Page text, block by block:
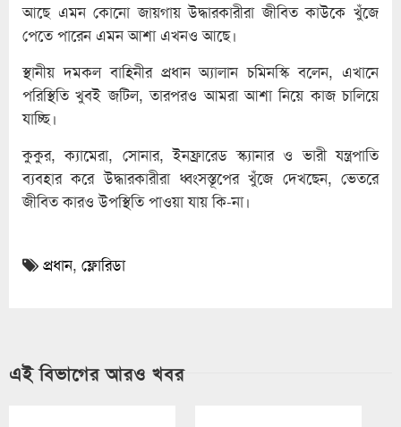
আছে এমন কোনো জায়গায় উদ্ধারকারীরা জীবিত কাউকে খুঁজে
পেতে পারেন এমন আশা এখনও আছে।
স্থানীয় দমকল বাহিনীর প্রধান অ্যালান চমিনস্কি বলেন, এখানে
পরিস্থিতি খুবই জটিল, তারপরও আমরা আশা নিয়ে কাজ চালিয়ে
যাচ্ছি।
কুকুর, ক্যামেরা, সোনার, ইনফ্রারেড স্ক্যানার ও ভারী যন্ত্রপাতি
ব্যবহার করে উদ্ধারকারীরা ধ্বংসস্তূপের খুঁজে দেখছেন, ভেতরে
জীবিত কারও উপস্থিতি পাওয়া যায় কি-না।
প্রধান, ফ্লোরিডা
এই বিভাগের আরও খবর